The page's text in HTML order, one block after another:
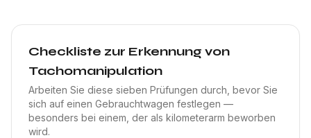
Checkliste zur Erkennung von
Tachomanipulation
Arbeiten Sie diese sieben Prüfungen durch, bevor Sie
sich auf einen Gebrauchtwagen festlegen —
besonders bei einem, der als kilometerarm beworben
wird.